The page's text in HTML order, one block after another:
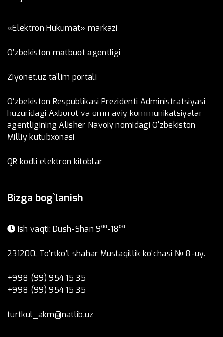
«Elektron Hukumat» markazi
O’zbеkistоn mаtbuоt аgеntligi
Ziyonet.uz ta'lim portali
O‘zbekiston Respublikasi Prezidenti Administratsiyasi
huzuridagi Axborot va ommaviy kommunikatsiyalar
agentligining Alisher Navoiy nomidagi O‘zbekiston
Milliy kutubxonasi
QR kodli elektron kitoblar
Bizga bog`lanish
Ish vaqti: Dush-Shan 9⁰⁰-18⁰⁰
231200, To’rtko’l shahar Mustaqillik ko‘chasi № 8-uy.
+998 (99) 954 15 35
+998 (99) 954 15 35
turtkul_akm@natlib.uz